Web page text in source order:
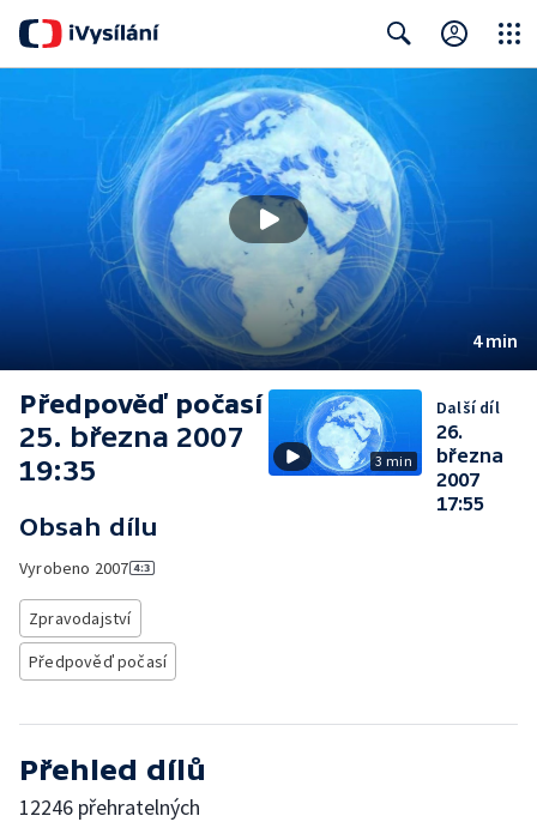
4 min
Předpověď počasí
25. března 2007
19:35
Obsah dílu
Vyrobeno 2007
Zpravodajství
Předpověď počasí
3 min
Další díl
26.
března
2007
17:55
Přehled dílů
12246 přehratelných